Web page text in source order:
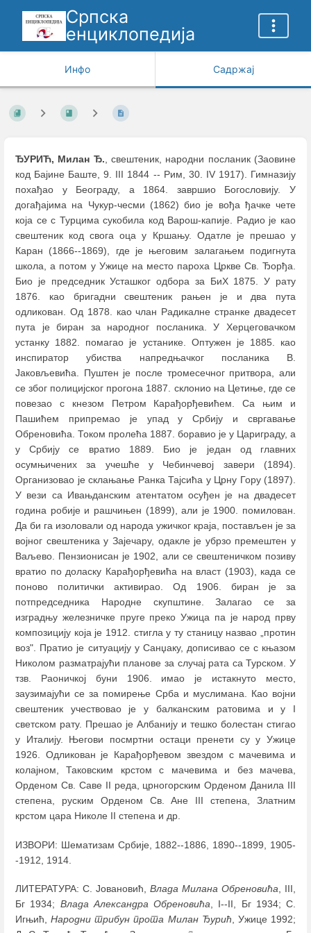
Српска
енциклопедија
Инфо Садржај
ЂУРИЋ, Милан Ђ., свештеник, народни посланик (Заовине
код Бајине Баште, 9. III 1844 -- Рим, 30. IV 1917). Гимназију
похађао у Београду, а 1864. завршио Богословију. У
догађајима на Чукур-чесми (1862) био је вођа ђачке чете
која се с Турцима сукобила код Варош-капије. Радио је као
свештеник код свога оца у Кршању. Одатле је прешао у
Каран (1866--1869), где је његовим залагањем подигнута
школа, а потом у Ужице на место пароха Цркве Св. Ђорђа.
Био је председник Усташког одбора за БиХ 1875. У рату
1876. као бригадни свештеник рањен је и два пута
одликован. Од 1878. као члан Радикалне странке двадесет
пута је биран за народног посланика. У Херцеговачком
устанку 1882. помагао је устанике. Оптужен је 1885. као
инспиратор убиства напредњачког посланика В.
Јаковљевића. Пуштен је после тромесечног притвора, али
се због полицијског прогона 1887. склонио на Цетиње, где се
повезао с кнезом Петром Карађорђевићем. Са њим и
Пашићем припремао је упад у Србију и свргавање
Обреновића. Током пролећа 1887. боравио је у Цариграду, а
у Србију се вратио 1889. Био је један од главних
осумњичених за учешће у Чебинчевој завери (1894).
Организовао је склањање Ранка Тајсића у Црну Гору (1897).
У вези са Ивањданским атентатом осуђен је на двадесет
година робије и рашчињен (1899), али је 1900. помилован.
Да би га изоловали од народа ужичког краја, постављен је за
војног свештеника у Зајечару, одакле је убрзо премештен у
Ваљево. Пензионисан је 1902, али се свештеничком позиву
вратио по доласку Карађорђевића на власт (1903), када се
поново политички активирао. Од 1906. биран је за
потпредседника Народне скупштине. Залагао се за
изградњу железничке пруге преко Ужица па је народ прву
композицију која је 1912. стигла у ту станицу назвао „протин
воз". Пратио је ситуацију у Санџаку, дописивао се с књазом
Николом разматрајући планове за случај рата са Турском. У
тзв. Раоничкој буни 1906. имао је истакнуто место,
заузимајући се за помирење Срба и муслимана. Као војни
свештеник учествовао је у балканским ратовима и у I
светском рату. Прешао је Албанију и тешко болестан стигао
у Италију. Његови посмртни остаци пренети су у Ужице
1926. Одликован је Карађорђевом звездом с мачевима и
колајном, Таковским крстом с мачевима и без мачева,
Орденом Св. Саве II реда, црногорским Орденом Данила III
степена, руским Орденом Св. Ане III степена, Златним
крстом цара Николе II степена и др.
ИЗВОРИ: Шематизам Србије, 1882--1886, 1890--1899, 1905-
-1912, 1914.
ЛИТЕРАТУРА: С. Јовановић, Влада Милана Обреновића , III,
Бг 1934; Влада Александра Обреновића , I--II, Бг 1934; С.
Игњић,Народни трибун прота Милан Ђурић , Ужице 1992;